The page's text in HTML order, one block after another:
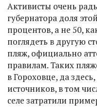
Активисты очень
губернатора доля
процентов, а не 50,
поглядеть в другую
пляж, официально
правилам. Таких
в Гороховце, да
источников, в том
селе затратили